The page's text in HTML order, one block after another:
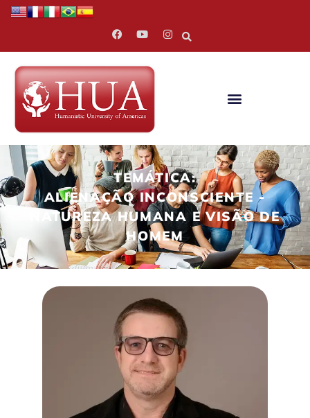
TEMÁTICA:
ALIENAÇÃO INCONSCIENTE -
NATUREZA HUMANA E VISÃO DE
HOMEM